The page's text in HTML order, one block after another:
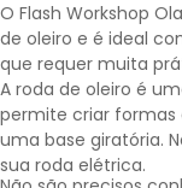
O Flash Workshop
de oleiro e é ideal
que requer muita
A roda de oleiro é
permite criar formas
uma base giratória.
sua roda elétrica.